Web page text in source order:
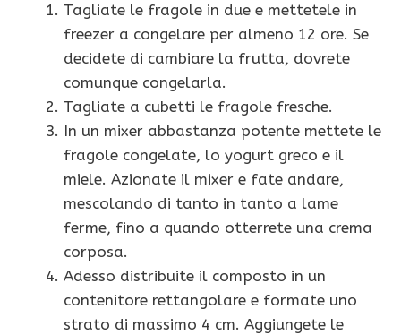
Tagliate le fragole in due e mettetele in
freezer a congelare per almeno 12 ore. Se
decidete di cambiare la frutta, dovrete
comunque congelarla.
Tagliate a cubetti le fragole fresche.
In un mixer abbastanza potente mettete le
fragole congelate, lo yogurt greco e il
miele. Azionate il mixer e fate andare,
mescolando di tanto in tanto a lame
ferme, fino a quando otterrete una crema
corposa.
Adesso distribuite il composto in un
contenitore rettangolare e formate uno
strato di massimo 4 cm. Aggiungete le